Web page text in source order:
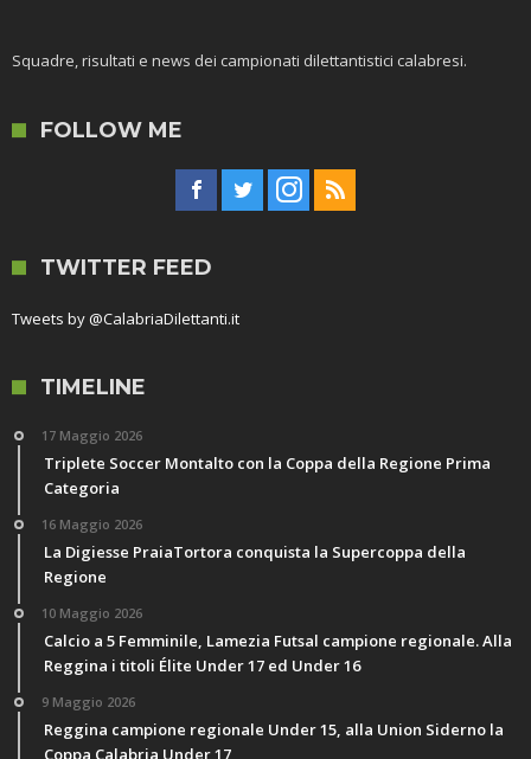
Squadre, risultati e news dei campionati dilettantistici calabresi.
FOLLOW ME
TWITTER FEED
Tweets by @CalabriaDilettanti.it
TIMELINE
17 Maggio 2026
Triplete Soccer Montalto con la Coppa della Regione Prima
Categoria
16 Maggio 2026
La Digiesse PraiaTortora conquista la Supercoppa della
Regione
10 Maggio 2026
Calcio a 5 Femminile, Lamezia Futsal campione regionale. Alla
Reggina i titoli Élite Under 17 ed Under 16
9 Maggio 2026
Reggina campione regionale Under 15, alla Union Siderno la
Coppa Calabria Under 17